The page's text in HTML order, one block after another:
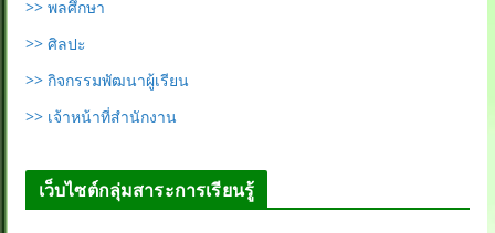
>> พลศึกษา
>> ศิลปะ
>> กิจกรรมพัฒนาผู้เรียน
>> เจ้าหน้าที่สำนักงาน
เว็บไซต์กลุ่มสาระการเรียนรู้